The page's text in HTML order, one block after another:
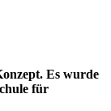
Es wurde
für